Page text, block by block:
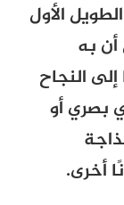
الأول
به
النجاح
بصري أو
أخرى.